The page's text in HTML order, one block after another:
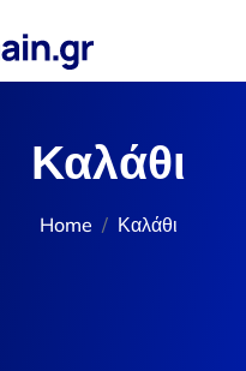
Καλάθι
Home Καλάθι